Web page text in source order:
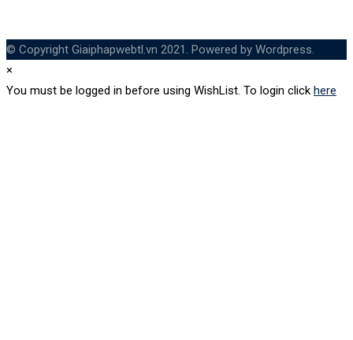
© Copyright Giaiphapwebtl.vn 2021. Powered by Wordpress.
×
You must be logged in before using WishList. To login click here